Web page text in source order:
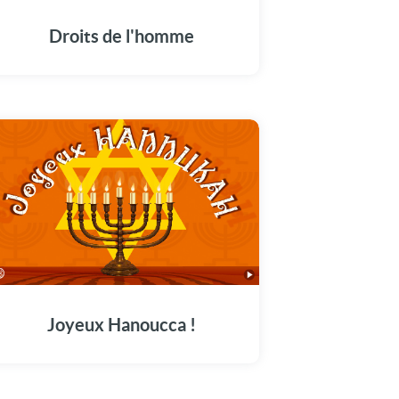
Droits de l'homme
Joyeux Hanoucca !